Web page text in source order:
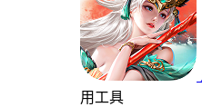
用工具